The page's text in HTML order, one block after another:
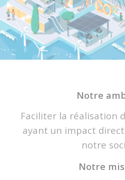
Notre
Faciliter la réalisation
ayant un impact
notre
Notre